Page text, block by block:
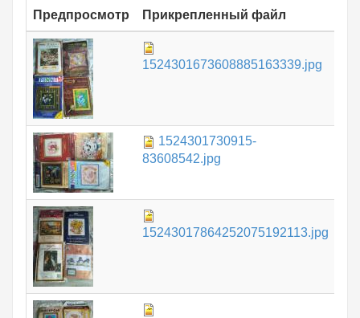
Предпросмотр
Прикрепленный файл
1524301673608885163339.jpg
1524301730915-
83608542.jpg
15243017864252075192113.jpg